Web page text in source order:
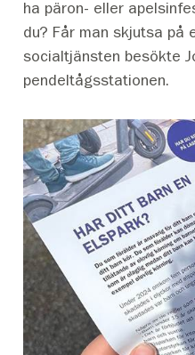
ha päron- eller
du? Får man skjutsa på
socialtjänsten besökte
pendeltågsstationen.